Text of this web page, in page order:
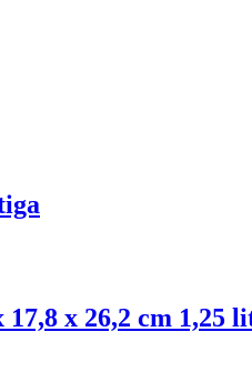
x 26,2 cm 1,25